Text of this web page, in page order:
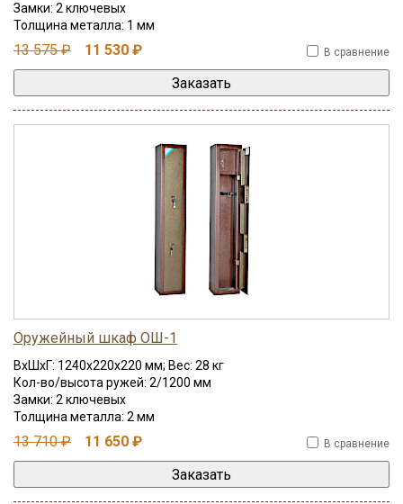
В сравнение
Замки: 2 ключевых
Толщина металла: 1 мм
13 575 ₽ 11 530 ₽
В сравнение
Оружейный шкаф ОШ-1
ВхШхГ: 1240x220x220 мм; Вес: 28 кг
Кол-во/высота ружей: 2/1200 мм
Замки: 2 ключевых
Толщина металла: 2 мм
13 710 ₽ 11 650 ₽